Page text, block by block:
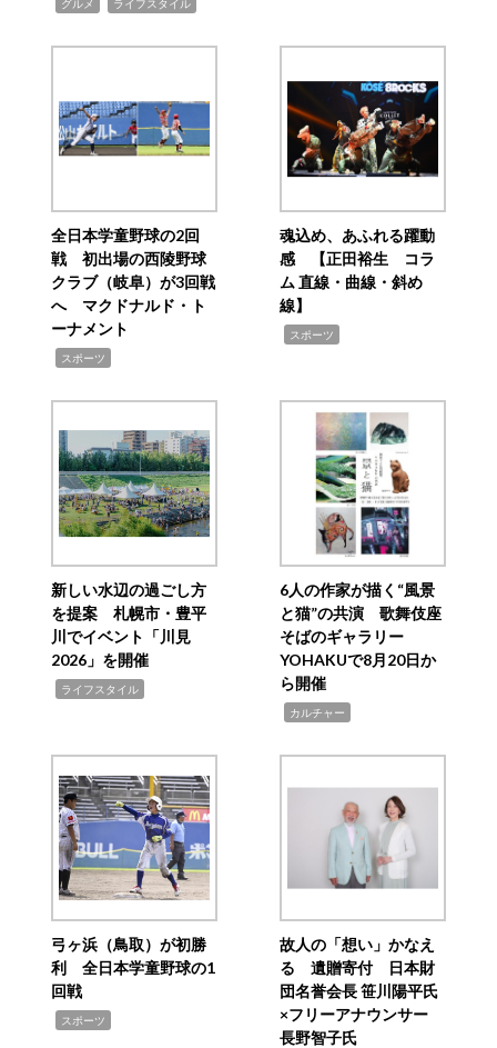
グルメ ライフスタイル
全日本学童野球の2回
戦 初出場の西陵野球
クラブ（岐阜）が3回戦
へ マクドナルド・ト
ーナメント
スポーツ
魂込め、あふれる躍動
感 【正田裕生 コラ
ム 直線・曲線・斜め
線】
スポーツ
新しい水辺の過ごし方
を提案 札幌市・豊平
川でイベント「川見
2026」を開催
ライフスタイル
6人の作家が描く“風景
と猫”の共演 歌舞伎座
そばのギャラリー
YOHAKUで8月20日か
ら開催
カルチャー
弓ヶ浜（鳥取）が初勝
利 全日本学童野球の1
回戦
スポーツ
故人の「想い」かなえ
る 遺贈寄付 日本財
団名誉会長 笹川陽平氏
×フリーアナウンサー
長野智子氏